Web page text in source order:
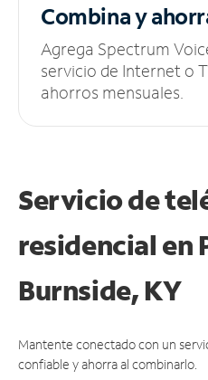
Combina y
Agrega Spectrum
servicio de Internet o
ahorros mensuales.
Servicio de
residencial en
Burnside, KY
Mantente conectado con un
confiable y ahorra al combinarlo.